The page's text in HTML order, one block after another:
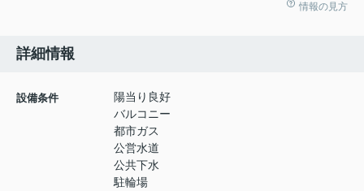
情報の見方
詳細情報
設備条件
陽当り良好
バルコニー
都市ガス
公営水道
公共下水
駐輪場